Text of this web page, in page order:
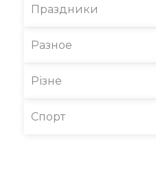
Праздники
Разное
Різне
Спорт